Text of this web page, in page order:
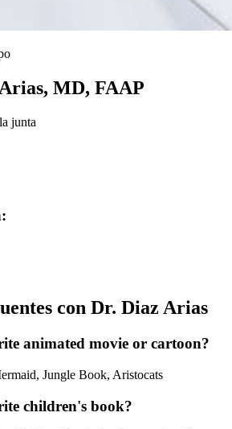
MD, FAAP
junta
con Dr. Diaz Arias
animated movie or cartoon?
Jungle Book, Aristocats
children's book?